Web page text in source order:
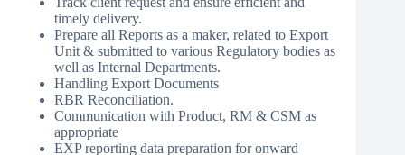
timely delivery.
Prepare all Reports as a maker, related to Export
Unit & submitted to various Regulatory bodies as
well as Internal Departments.
Handling Export Documents
RBR Reconciliation.
Communication with Product, RM & CSM as
appropriate
EXP reporting data preparation for onward